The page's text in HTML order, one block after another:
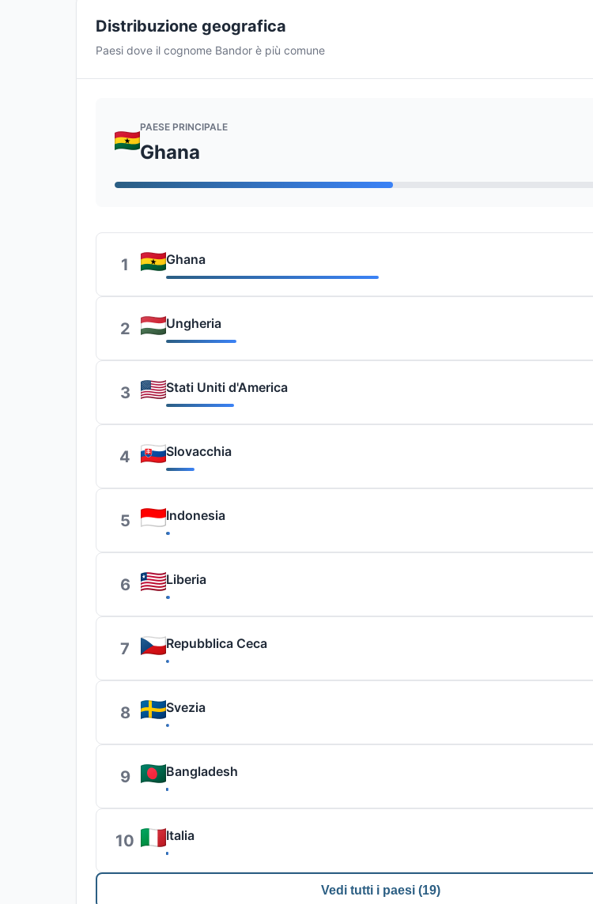
Distribuzione geografica
Paesi dove il cognome Bandor è più comune
PAESE PRINCIPALE
Ghana
1 Ghana
2 Ungheria
3 Stati Uniti d'America
4 Slovacchia
5 Indonesia
6 Liberia
7 Repubblica Ceca
8 Svezia
9 Bangladesh
10 Italia
Vedi tutti i paesi (19)